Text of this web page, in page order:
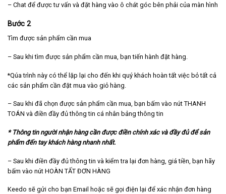
– Chat để được tư vấn và đặt hàng vào ô chát góc bên phải của màn hình
Bước 2
Tìm được sản phẩm cần mua
– Sau khi tìm được sản phẩm cần mua, bạn tiến hành đặt hàng.
*Qúa trình này có thể lặp lại cho đến khi quý khách hoàn tất việc bỏ tất cả
các sản phẩm cần đặt mua vào giỏ hàng.
– Sau khi đã chọn được sản phẩm cần mua, bạn bấm vào nút THANH
TOÁN và điền đầy đủ thông tin cá nhân bảng thông tin
* Thông tin người nhận hàng cần được điền chính xác và đầy đủ để sản
phẩm đến tay khách hàng nhanh nhất.
– Sau khi điền đầy đủ thông tin và kiểm tra lại đơn hàng, giá tiền, bạn hãy
bấm vào nút HOÀN TẤT ĐƠN HÀNG
Keedo sẽ gửi cho bạn Email hoặc sẽ gọi điện lại để xác nhận đơn hàng